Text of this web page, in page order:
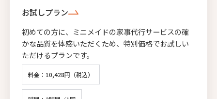
お試しプラン
初めての方に、ミニメイドの家事代行サービスの確
かな品質を体感いただくため、特別価格でお試しい
ただけるプランです。
料金：10,428円（税込）